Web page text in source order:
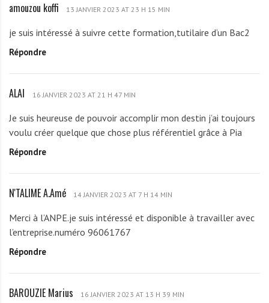
a
o
u
u
o
f
amouzou koffi 13 JANVIER 2023 AT 23 H 15 MIN
je suis intéressé à suivre cette formation,tutilaire d’un Bac2
Répondre
A
A
Ï
ALAÏ 16 JANVIER 2023 AT 21 H 47 MIN
Je suis heureuse de pouvoir accomplir mon destin j’ai toujours
voulu créer quelque que chose plus référentiel grâce à Pia
Répondre
N
T
A
L
E
N'TALIME A.Amé 14 JANVIER 2023 AT 7 H 14 MIN
Merci à l’ANPE.je suis intéressé et disponible à travailler avec
l’entreprise.numéro 96061767
Répondre
B
BAROUZIE Marius 16 JANVIER 2023 AT 13 H 39 MIN